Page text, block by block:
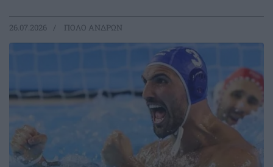
26.07.2026 ΠΟΛΟ ΑΝΔΡΩΝ